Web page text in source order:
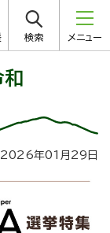
検索 メニュー
2026年01月29日